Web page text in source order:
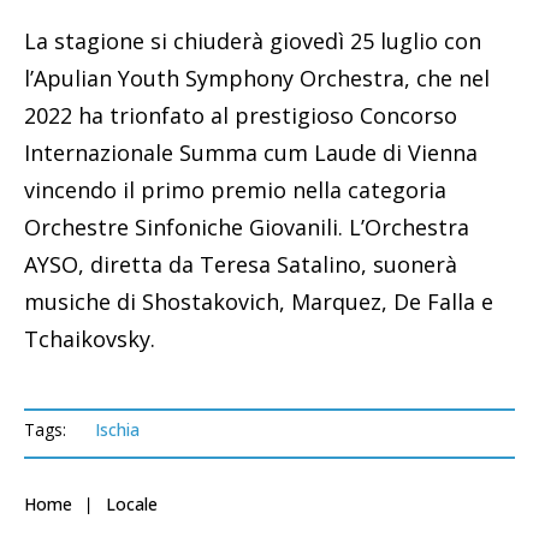
La stagione si chiuderà giovedì 25 luglio con
l’Apulian Youth Symphony Orchestra, che nel
2022 ha trionfato al prestigioso Concorso
Internazionale Summa cum Laude di Vienna
vincendo il primo premio nella categoria
Orchestre Sinfoniche Giovanili. L’Orchestra
AYSO, diretta da Teresa Satalino, suonerà
musiche di Shostakovich, Marquez, De Falla e
Tchaikovsky.
Tags: Ischia
Home Locale